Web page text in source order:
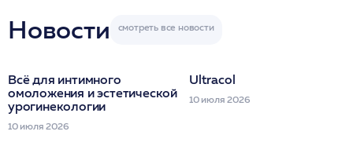
Новости
Всё для интимного
омоложения и эстетической
урогинекологии
10 июля 2026
Ultracol
10 июля 2026